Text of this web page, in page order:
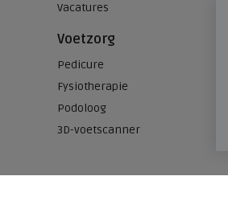
Vacatures
Voetzorg
Pedicure
Fysiotherapie
Podoloog
3D-voetscanner